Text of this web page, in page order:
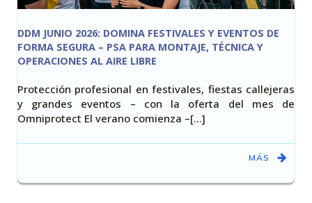
DDM JUNIO 2026: DOMINA FESTIVALES Y EVENTOS DE
FORMA SEGURA – PSA PARA MONTAJE, TÉCNICA Y
OPERACIONES AL AIRE LIBRE
Protección profesional en festivales, fiestas callejeras
y grandes eventos – con la oferta del mes de
Omniprotect El verano comienza –[…]
MÁS